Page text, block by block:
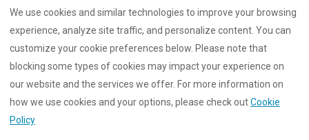
© White Coast Property Management CB -
E54708730
We use cookies and similar technologies to improve your browsing
experience, analyze site traffic, and personalize content. You can
customize your cookie preferences below. Please note that
blocking some types of cookies may impact your experience on
our website and the services we offer. For more information on
how we use cookies and your options, please check outCookie
Policy